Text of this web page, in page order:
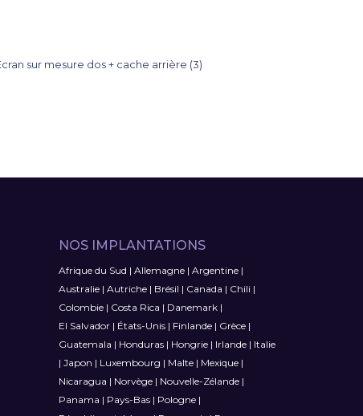
NOS IMPLANTATIONS
Afrique du Sud | Allemagne| Argentine|
Australie| Autriche| Brésil | Canada | Chili |
Colombie| Costa Rica | Danemark|
El Salvador| États-Unis| Finlande| Grèce|
Guatemala | Honduras| Hongrie| Irlande| Italie
| Japon | Luxembourg | Malte| Mexique|
Nicaragua | Norvège| Nouvelle-Zélande|
Panama | Pays-Bas| Pologne|